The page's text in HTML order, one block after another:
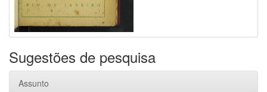
Sugestões de pesquisa
Assunto